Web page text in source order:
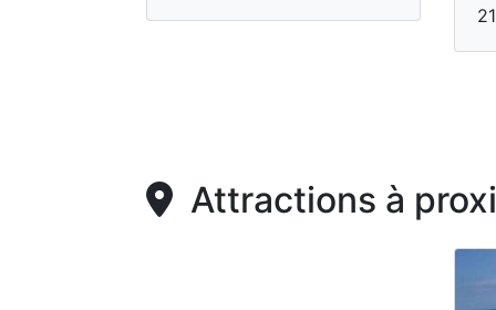
Attractions à